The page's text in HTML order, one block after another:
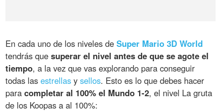
En cada uno de los niveles deSuper Mario 3D World
tendrás quesuperar el nivel antes de que se agote el
tiempo, a la vez que vas explorando para conseguir
todas lasestrellas ysellos. Esto es lo que debes hacer
paracompletar al 100% el Mundo 1-2, el nivel La gruta
de los Koopas a al 100%: